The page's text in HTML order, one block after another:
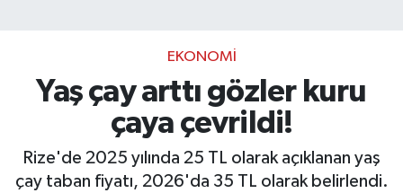
EKONOMİ
Yaş çay arttı gözler kuru
çaya çevrildi!
Rize'de 2025 yılında 25 TL olarak açıklanan yaş
çay taban fiyatı, 2026'da 35 TL olarak belirlendi.
Son Dakika Haberleri
Haber Arşivi